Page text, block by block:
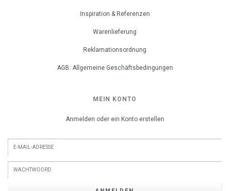
Inspiration & Referenzen
Warenlieferung
Reklamationsordnung
AGB: Allgemeine Geschäftsbedingungen
MEIN KONTO
Anmelden oder ein Konto erstellen